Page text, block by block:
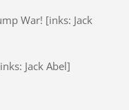
War! [inks: Jack
Jack Abel]